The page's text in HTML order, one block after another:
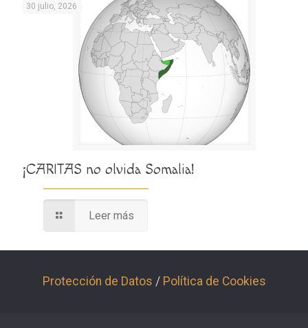
30 julio, 2026
¡CARITAS no olvida Somalia!
Leer más
Protección de Datos / Política de Cookies